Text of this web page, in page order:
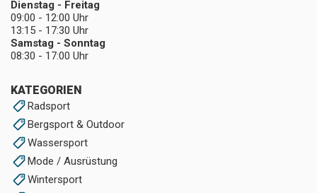
KATEGORIEN
Radsport
Bergsport & Outdoor
Wassersport
Mode / Ausrüstung
Wintersport
Dienstag - Freitag
09:00 - 12:00 Uhr
13:15 - 17:30 Uhr
Samstag - Sonntag
08:30 - 17:00 Uhr